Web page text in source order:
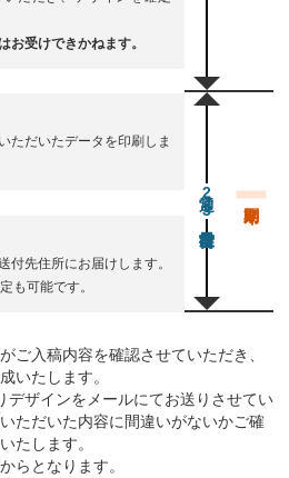
お受けできかねます。
ただいたデータを印刷しま
付先住所にお届けします。
も可能です。
通常23営業日後出荷
ご入稿内容を確認させていただき、
いたします。
デザインをメールにてお送りさせてい
ただいた内容に間違いがないかご確
たします。
らとなります。